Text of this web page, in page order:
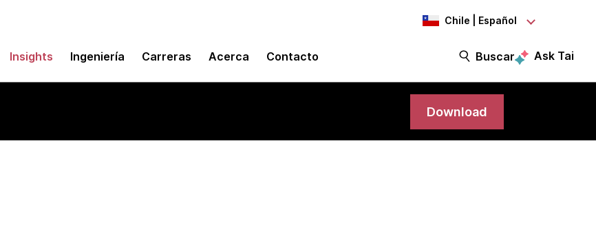
Chile | Español
Insights Ingeniería Carreras Acerca Contacto Buscar Ask Tai
Download